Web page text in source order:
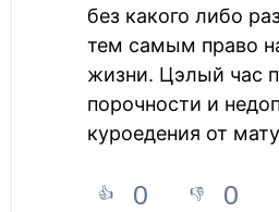
без какого либо
тем самым право
жизни. Цэлый час
порочности и
куроедения от
👍 0 👎 0